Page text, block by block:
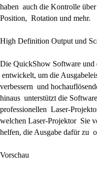
haben auch die Kontrolle
Position, Rotation und mehr.
High Definition Output und
Die QuickShow Software
entwickelt, um die
verbessern und
hinaus unterstützt die
professionellen Laser-
welchen Laser-Projektor Sie
helfen, die Ausgabe dafür zu
Vorschau